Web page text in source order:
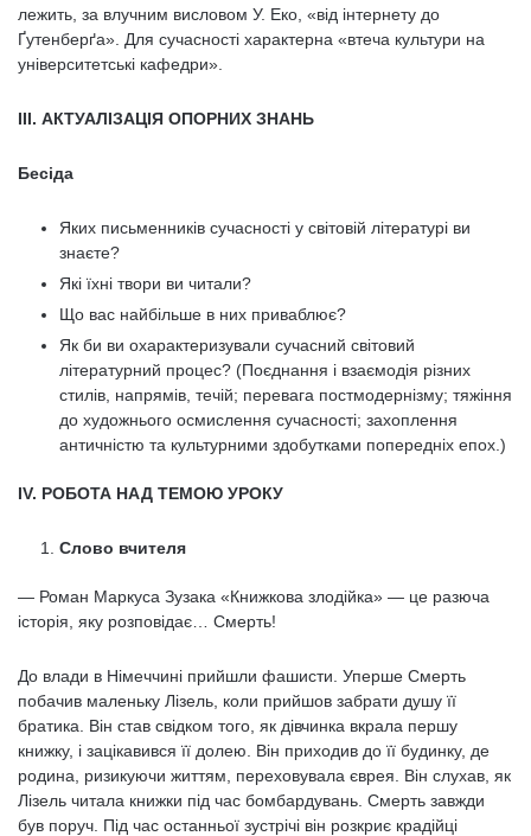
лежить, за влучним висловом У. Еко, «від інтернету до
Ґутенберґа». Для сучасності характерна «втеча культури на
університетські кафедри».
III. АКТУАЛІЗАЦІЯ ОПОРНИХ ЗНАНЬ
Бесіда
Яких письменників сучасності у світовій літературі ви
знаєте?
Які їхні твори ви читали?
Що вас найбільше в них приваблює?
Як би ви охарактеризували сучасний світовий
літературний процес? (Поєднання і взаємодія різних
стилів, напрямів, течій; перевага постмодернізму; тяжіння
до художнього осмислення сучасності; захоплення
античністю та культурними здобутками попередніх епох.)
ІV. РОБОТА НАД ТЕМОЮ УРОКУ
Слово вчителя
— Роман Маркуса Зузака «Книжкова злодійка» — це разюча
історія, яку розповідає… Смерть!
До влади в Німеччині прийшли фашисти. Уперше Смерть
побачив маленьку Лізель, коли прийшов забрати душу її
братика. Він став свідком того, як дівчинка вкрала першу
книжку, і зацікавився її долею. Він приходив до її будинку, де
родина, ризикуючи життям, переховувала єврея. Він слухав, як
Лізель читала книжки під час бомбардувань. Смерть завжди
був поруч. Під час останньої зустрічі він розкриє крадійці